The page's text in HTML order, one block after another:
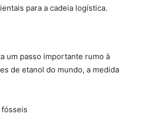
para a cadeia logística.
um passo importante rumo à
de etanol do mundo, a medida